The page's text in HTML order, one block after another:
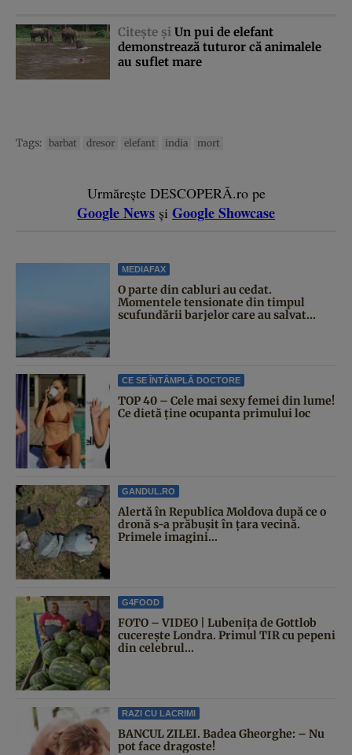
Citeşte şi Un pui de elefant
demonstrează tuturor că animalele
au suflet mare
Tags: barbat dresor elefant india mort
Urmărește DESCOPERĂ.ro pe
Google News și Google Showcase
MEDIAFAX
O parte din cabluri au cedat.
Momentele tensionate din timpul
scufundării barjelor care au salvat...
CE SE ÎNTÂMPLĂ DOCTORE
TOP 40 – Cele mai sexy femei din lume!
Ce dietă ține ocupanta primului loc
GANDUL.RO
Alertă în Republica Moldova după ce o
dronă s-a prăbușit în țara vecină.
Primele imagini...
G4FOOD
FOTO – VIDEO | Lubenița de Gottlob
cucerește Londra. Primul TIR cu pepeni
din celebrul...
RAZI CU LACRIMI
BANCUL ZILEI. Badea Gheorghe: – Nu
pot face dragoste!